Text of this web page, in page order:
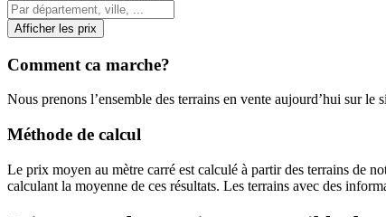
Afficher les prix
Comment ca marche?
Nous prenons l’ensemble des terrains en vente aujourd’hui sur le
Méthode de calcul
Le prix moyen au mètre carré est calculé à partir des terrains de
calculant la moyenne de ces résultats. Les terrains avec des